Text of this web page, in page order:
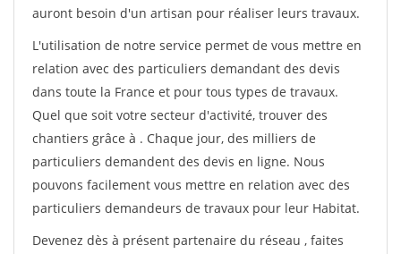
auront besoin d'un artisan pour réaliser leurs travaux.
L'utilisation de notre service permet de vous mettre en
relation avec des particuliers demandant des devis
dans toute la France et pour tous types de travaux.
Quel que soit votre secteur d'activité, trouver des
chantiers grâce à . Chaque jour, des milliers de
particuliers demandent des devis en ligne. Nous
pouvons facilement vous mettre en relation avec des
particuliers demandeurs de travaux pour leur Habitat.
Devenez dès à présent partenaire du réseau , faites